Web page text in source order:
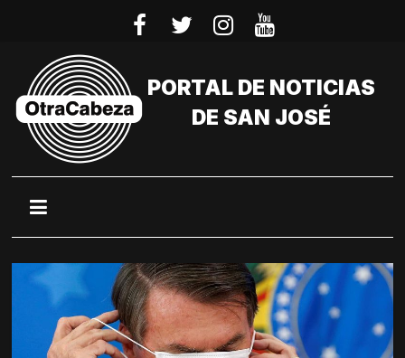
PORTAL DE NOTICIAS
DE SAN JOSÉ